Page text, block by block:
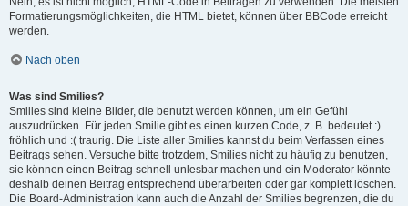
Formatierungsmöglichkeiten, die HTML bietet, können über BBCode erreicht
werden.
Nach oben
Was sind Smilies?
Smilies sind kleine Bilder, die benutzt werden können, um ein Gefühl
auszudrücken. Für jeden Smilie gibt es einen kurzen Code, z. B. bedeutet :)
fröhlich und :( traurig. Die Liste aller Smilies kannst du beim Verfassen eines
Beitrags sehen. Versuche bitte trotzdem, Smilies nicht zu häufig zu benutzen,
sie können einen Beitrag schnell unlesbar machen und ein Moderator könnte
deshalb deinen Beitrag entsprechend überarbeiten oder gar komplett löschen.
Die Board-Administration kann auch die Anzahl der Smilies begrenzen, die du